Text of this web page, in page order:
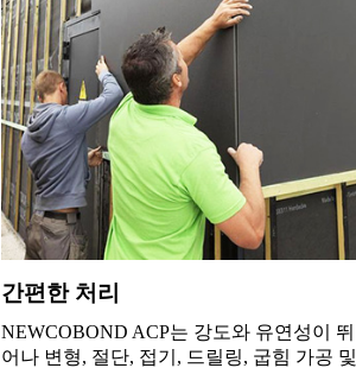
간편한 처리
NEWCOBOND ACP는 강도와 유연성이 뛰
어나 변형, 절단, 접기, 드릴링, 굽힘 가공 및